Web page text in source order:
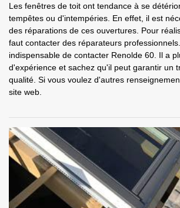
Les fenêtres de toit ont tendance à se
tempêtes ou d'intempéries. En effet, il est
des réparations de ces ouvertures. Pour
faut contacter des réparateurs
indispensable de contacter Renolde 60. Il a
d'expérience et sachez qu'il peut garantir un
qualité. Si vous voulez d'autres
site web.